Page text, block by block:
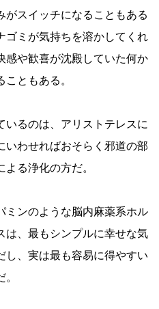
がスイッチになることもある
ゴミが気持ちを溶かしてくれ
感や歓喜が沈殿していた何か
ともある。
いるのは、アリストテレスに
いわせればおそらく邪道の部
る浄化の方だ。
ミンのような脳内麻薬系ホル
は、最もシンプルに幸せな気
し、実は最も容易に得やすい